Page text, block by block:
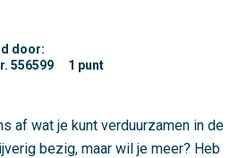
door:
556599 1 punt
af wat je kunt verduurzamen in de
bezig, maar wil je meer? Heb